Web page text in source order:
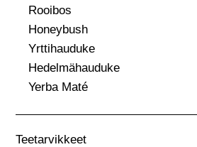
Rooibos
Honeybush
Yrttihauduke
Hedelmähauduke
Yerba Maté
Teetarvikkeet